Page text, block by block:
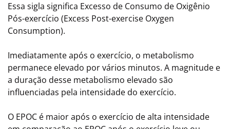
Essa sigla significa Excesso de Consumo de Oxigênio
Pós-exercício (Excess Post-exercise Oxygen
Consumption).
Imediatamente após o exercício, o metabolismo
permanece elevado por vários minutos. A magnitude e
a duração desse metabolismo elevado são
influenciadas pela intensidade do exercício.
O EPOC é maior após o exercício de alta intensidade